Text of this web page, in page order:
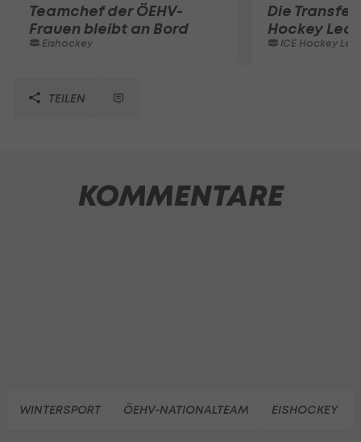
Teamchef der ÖEHV-
Frauen bleibt an Bord
Eishockey
Die
Hockey
ICE Hockey
TEILEN
KOMMENTARE
WINTERSPORT ÖEHV-NATIONALTEAM EISHOCKEY